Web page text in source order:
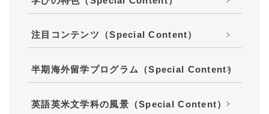
注目コンテンツ（Special Content）
半期海外留学プログラム（Special Content）
英語英米文学科の風景（Special Content）